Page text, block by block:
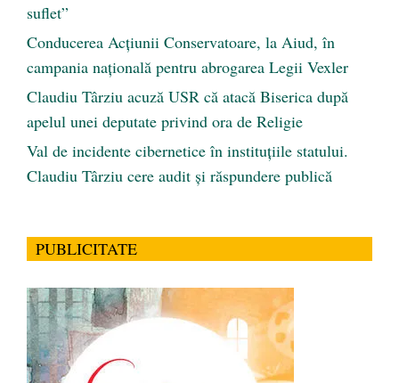
suflet”
Conducerea Acțiunii Conservatoare, la Aiud, în
campania națională pentru abrogarea Legii Vexler
Claudiu Târziu acuză USR că atacă Biserica după
apelul unei deputate privind ora de Religie
Val de incidente cibernetice în instituțiile statului.
Claudiu Târziu cere audit și răspundere publică
PUBLICITATE